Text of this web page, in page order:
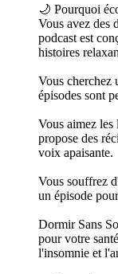
🌙 Pourquoi
Vous avez des
podcast est
histoires
Vous cherchez
épisodes sont
Vous aimez les
propose des
voix apaisante.
Vous souffrez
un épisode
Dormir Sans
pour votre
l'insomnie et